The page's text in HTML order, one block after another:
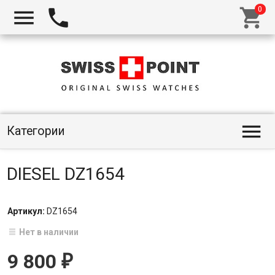
  
Категории 
DIESEL DZ1654
Артикул: DZ1654
Нет в наличии
9 800 ₽